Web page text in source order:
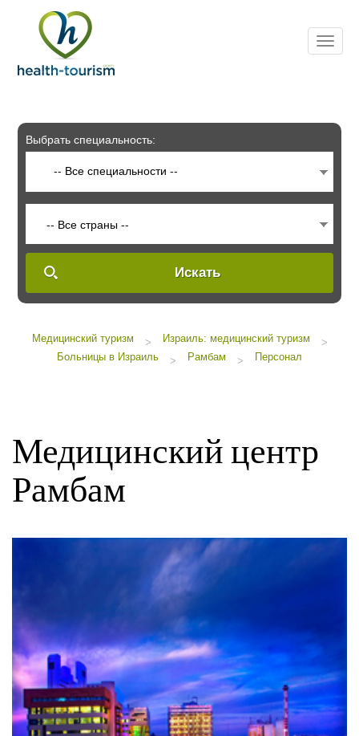
includes
system.
Выбрать специальность:
-- Все специальности --
-- Все страны --
Искать
Медицинский туризм > Израиль: медицинский туризм
>
Больницы в Израиль
> Рамбам > Персонал
Медицинский центр
Рамбам